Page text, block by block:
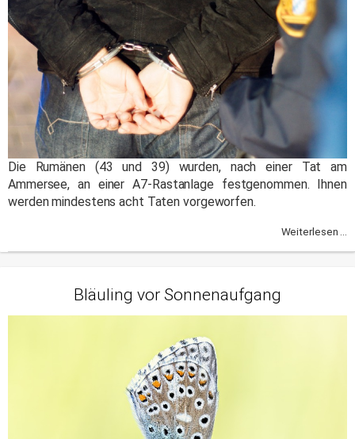
Die Rumänen (43 und 39) wurden, nach einer Tat am
Ammersee, an einer A7-Rastanlage festgenommen. Ihnen
werden mindestens acht Taten vorgeworfen.
Weiterlesen ...
Bläuling vor Sonnenaufgang